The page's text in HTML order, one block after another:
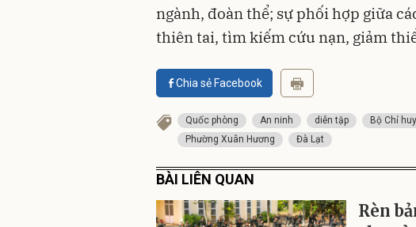
ngành, đoàn thể; sự phối hợp giữa
thiên tai, tìm kiếm cứu nạn, giảm
Chia sẻ Facebook
Quốc phòng An ninh diễn tập Bộ Chỉ
Phường Xuân Hương
Đà Lạt
BÀI LIÊN QUAN
Rèn